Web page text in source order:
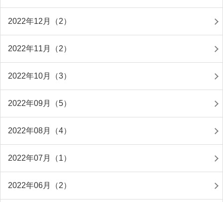
2022年12月（2）
2022年11月（2）
2022年10月（3）
2022年09月（5）
2022年08月（4）
2022年07月（1）
2022年06月（2）